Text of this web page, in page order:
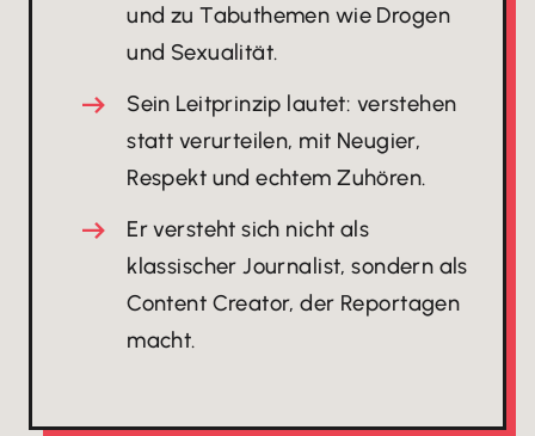
und zu Tabuthemen wie Drogen
und Sexualität.
Sein Leitprinzip lautet: verstehen
statt verurteilen, mit Neugier,
Respekt und echtem Zuhören.
Er versteht sich nicht als
klassischer Journalist, sondern als
Content Creator, der Reportagen
macht.